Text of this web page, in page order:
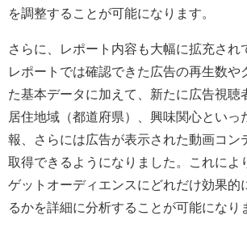
を調整することが可能になります。
さらに、レポート内容も大幅に拡充され
レポートでは確認できた広告の再生数や
た基本データに加えて、新たに広告視聴
居住地域（都道府県）、興味関心といっ
報、さらには広告が表示された動画コン
取得できるようになりました。これによ
ゲットオーディエンスにどれだけ効果的
るかを詳細に分析することが可能になり